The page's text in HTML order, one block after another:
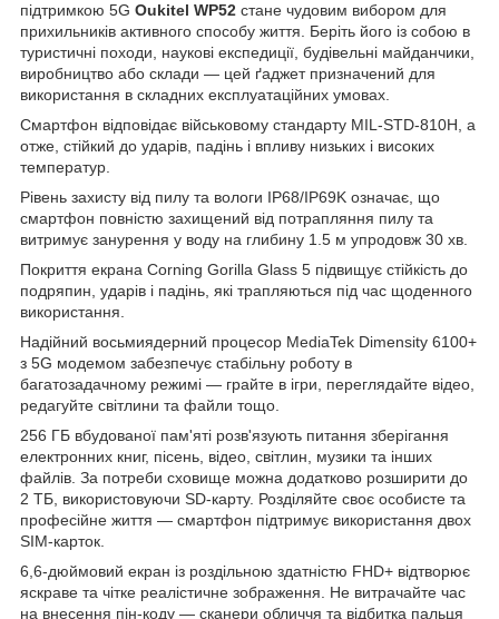
підтримкою 5G Oukitel WP52 стане чудовим вибором для
прихильників активного способу життя. Беріть його із собою в
туристичні походи, наукові експедиції, будівельні майданчики,
виробництво або склади — цей ґаджет призначений для
використання в складних експлуатаційних умовах.
Смартфон відповідає військовому стандарту MIL-STD-810Н, а
отже, стійкий до ударів, падінь і впливу низьких і високих
температур.
Рівень захисту від пилу та вологи IP68/IP69K означає, що
смартфон повністю захищений від потрапляння пилу та
витримує занурення у воду на глибину 1.5 м упродовж 30 хв.
Покриття екрана Corning Gorilla Glass 5 підвищує стійкість до
подряпин, ударів і падінь, які трапляються під час щоденного
використання.
Надійний восьмиядерний процесор MediaTek Dimensity 6100+
з 5G модемом забезпечує стабільну роботу в
багатозадачному режимі — грайте в ігри, переглядайте відео,
редагуйте світлини та файли тощо.
256 ГБ вбудованої пам'яті розв'язують питання зберігання
електронних книг, пісень, відео, світлин, музики та інших
файлів. За потреби сховище можна додатково розширити до
2 ТБ, використовуючи SD-карту. Розділяйте своє особисте та
професійне життя — смартфон підтримує використання двох
SIM-карток.
6,6-дюймовий екран із роздільною здатністю FHD+ відтворює
яскраве та чітке реалістичне зображення. Не витрачайте час
на внесення пін-коду — сканери обличчя та відбитка пальця